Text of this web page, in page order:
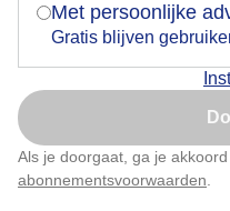
Met persoonlijke
Gratis blijven
Als je doorgaat, ga je
abonnementsvoorwaarden
Nu niet,
Klik hierom